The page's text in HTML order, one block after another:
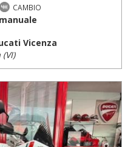
CAMBIO
manuale
Vicenza